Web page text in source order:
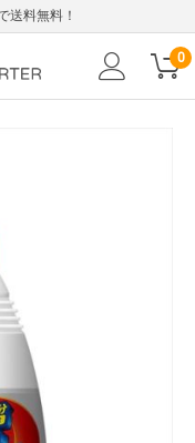
送料無料！
0